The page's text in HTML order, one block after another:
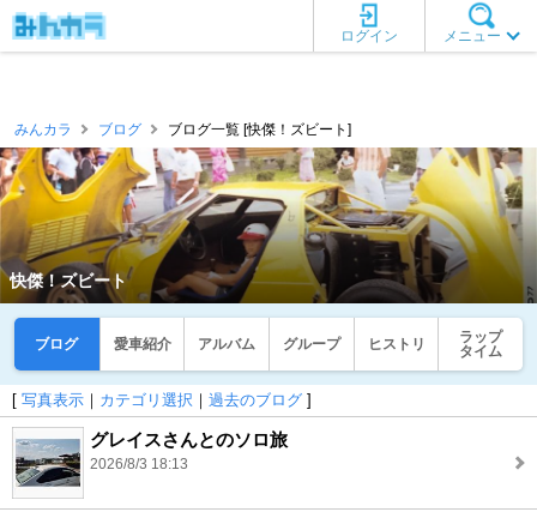
メニュー
ログイン
みんカラ ブログ ブログ一覧 [快傑！ズビート]
快傑！ズビート
ブログ 愛車紹介 アルバム グループ ヒストリ
ラップ
タイム
[ 写真表示 ｜ カテゴリ選択 ｜ 過去のブログ ]
グレイスさんとのソロ旅
2026/8/3 18:13